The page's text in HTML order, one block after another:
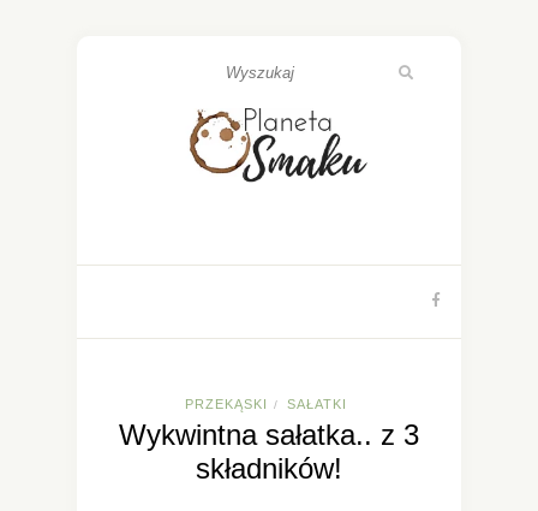
PRZEKĄSKI / SAŁATKI
Wykwintna sałatka.. z 3
składników!